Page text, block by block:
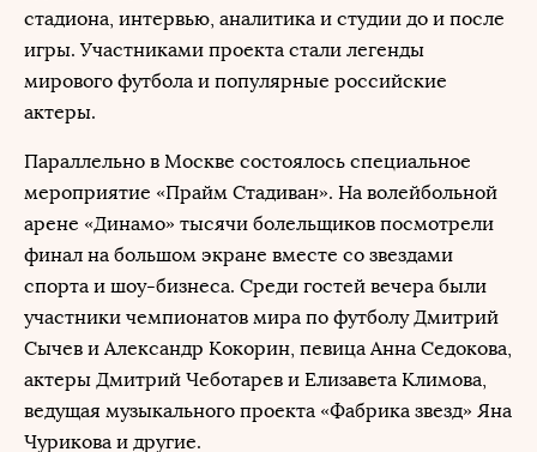
стадиона, интервью, аналитика и студии до и после
игры. Участниками проекта стали легенды
мирового футбола и популярные российские
актеры.
Параллельно в Москве состоялось специальное
мероприятие «Прайм Стадиван». На волейбольной
арене «Динамо» тысячи болельщиков посмотрели
финал на большом экране вместе со звездами
спорта и шоу-бизнеса. Среди гостей вечера были
участники чемпионатов мира по футболу Дмитрий
Сычев и Александр Кокорин, певица Анна Седокова,
актеры Дмитрий Чеботарев и Елизавета Климова,
ведущая музыкального проекта «Фабрика звезд» Яна
Чурикова и другие.